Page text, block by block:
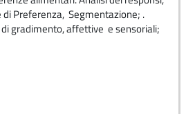
di Preferenza, Segmentazione; .
gradimento, affettive e sensoriali;